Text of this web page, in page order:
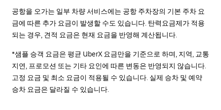
공항을 오가는 일부 차량 서비스에는 공항 주차장의 기본 주차 요
금에 따른 추가 요금이 발생할 수도 있습니다. 탄력요금제가 적용
되는 경우, 견적 요금은 현재 요금을 반영해 계산됩니다.
*샘플 승객 요금은 평균 UberX 요금만을 기준으로 하며, 지역, 교통
지연, 프로모션 또는 기타 요인에 따른 변동은 반영되지 않습니다.
고정 요금 및 최소 요금이 적용될 수 있습니다. 실제 승차 및 예약
승차 요금은 달라질 수 있습니다.